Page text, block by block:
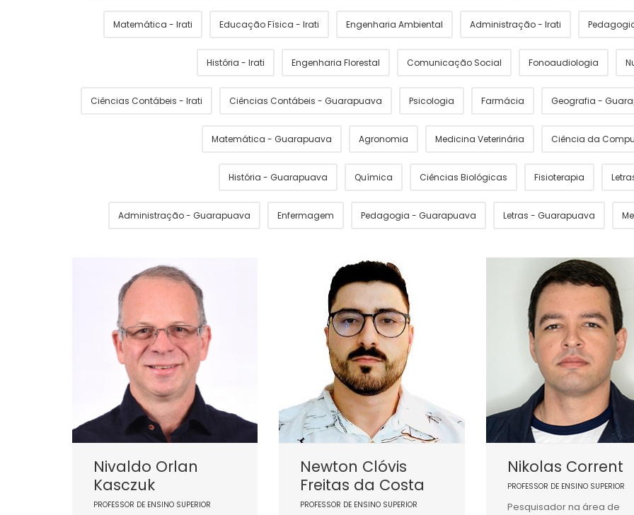
Matemática - Irati Educação Física - Irati Engenharia Ambiental Administração - Irati
História - Irati Engenharia Florestal Comunicação Social Fonoaudiologia
Ciências Contábeis - Irati Ciências Contábeis - Guarapuava Psicologia Farmácia Geografia -
Matemática - Guarapuava Agronomia Medicina Veterinária Ciência da
História - Guarapuava Química Ciências Biológicas Fisioterapia
Administração - Guarapuava Enfermagem Pedagogia - Guarapuava Letras - Guarapuava
Nivaldo Orlan
Kasczuk
PROFESSOR DE ENSINO SUPERIOR
Newton Clóvis
Freitas da Costa
PROFESSOR DE ENSINO SUPERIOR
Nikolas Corrent
PROFESSOR DE ENSINO SUPERIOR
Pesquisador na área de